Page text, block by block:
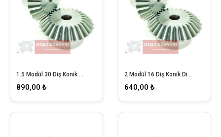
1.5 Modül 30 Diş Konik Dişli
890,00 ₺
2 Modül 16 Diş Konik Dişli
640,00 ₺